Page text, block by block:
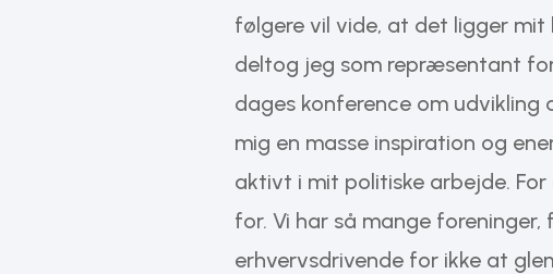
følgere vil vide, at det ligger
deltog jeg som repræsentant
dages konference om udvikling
mig en masse inspiration og
aktivt i mit politiske arbejde.
for. Vi har så mange
erhvervsdrivende for ikke at